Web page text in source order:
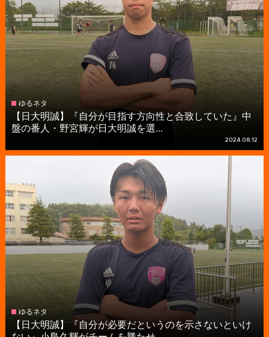
ゆるネタ
【日大明誠】『自分が目指す方向性と合致していた』中
盤の番人・野宮輝が日大明誠を選...
2024.08.12
ゆるネタ
【日大明誠】『自分が必要だというのを示さないといけ